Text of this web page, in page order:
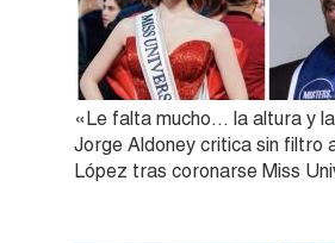
«Le falta mucho… la altura y
Jorge Aldoney critica sin filtro
López tras coronarse Miss